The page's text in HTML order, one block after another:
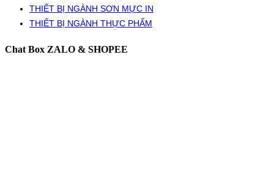
THIẾT BỊ NGÀNH SƠN MỰC IN
THIẾT BỊ NGÀNH THỰC PHẨM
Chat Box ZALO & SHOPEE